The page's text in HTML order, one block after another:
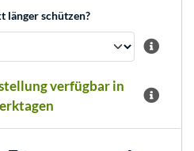
länger schützen?
verfügbar in